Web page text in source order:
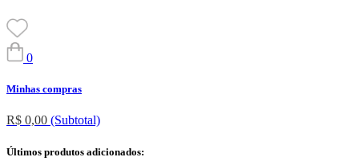
0
Minhas compras
R$ 0,00 (Subtotal)
Últimos produtos adicionados: